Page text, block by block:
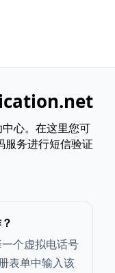
心。在这里您可
服务进行短信验证
个虚拟电话号
表单中输入该